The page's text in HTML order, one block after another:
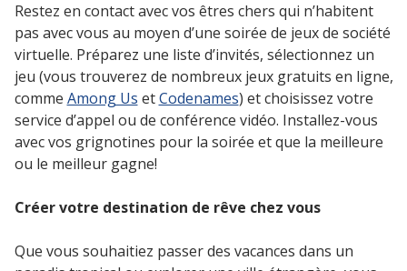
Restez en contact avec vos êtres chers qui n’habitent
pas avec vous au moyen d’une soirée de jeux de société
virtuelle. Préparez une liste d’invités, sélectionnez un
jeu (vous trouverez de nombreux jeux gratuits en ligne,
comme Among Us etCodenames) et choisissez votre
service d’appel ou de conférence vidéo. Installez-vous
avec vos grignotines pour la soirée et que la meilleure
ou le meilleur gagne!
Créer votre destination de rêve chez vous
Que vous souhaitiez passer des vacances dans un